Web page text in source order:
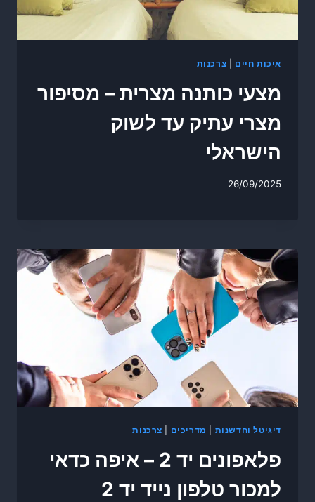
איכות חיים צרכנות
מצעי כותנה מצרית – מסיפור
מצרי עתיק עד לשוק
הישראלי
26/09/2025
דיגיטל וחדשנות מדריכים צרכנות
פלאפונים יד 2 – איפה כדאי
למכור טלפון נייד יד 2